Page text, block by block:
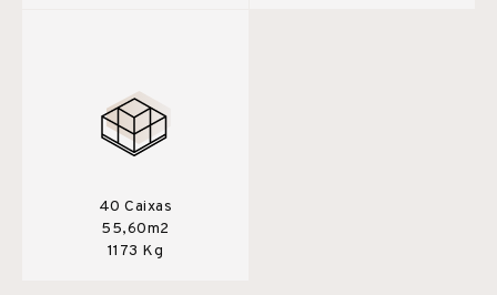
40 Caixas
55,60m2
1173 Kg